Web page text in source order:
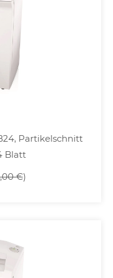
Partikelschnitt
Blatt
€)